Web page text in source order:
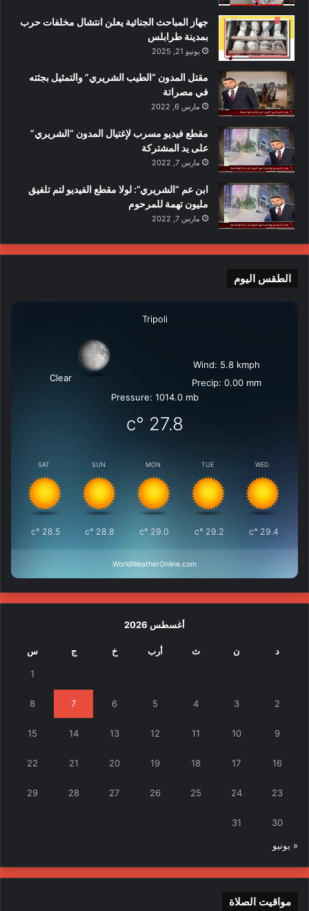
جهاز المباحث الجنائية يعلن انتشال مخلفات حرب
بمدينة طرابلس
يونيو 21, 2025
مقتل المدون “الطيب الشريري” والتمثيل بجثته
في مصراتة
مارس 6, 2022
مقطع فيديو مسرب لإغتيال المدون “الشريري”
على يد المشتركة
مارس 7, 2022
ابن عم “الشريري”: لولا مقطع الفيديو لتم تلفيق
مليون تهمة للمرحوم
مارس 7, 2022
الطقس اليوم
Tripoli
Clear
Wind: 5.8 kmph
Precip: 0.00 mm
Pressure: 1014.0 mb
27.8
°c
SAT
28.5
°c
SUN
28.8
°c
MON
29.0
°c
TUE
29.2
°c
WED
29.4
°c
WorldWeatherOnline.com
أغسطس 2026
د ن ث أرب خ ج س
1
2
3
4
5
6
7
8
9
10
11
12
13
14
15
16
17
18
19
20
21
22
23
24
25
26
27
28
29
30
31
« يونيو
مواقيت الصلاة